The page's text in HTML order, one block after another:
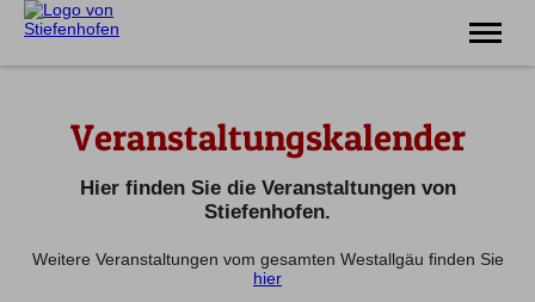
Familie
Unterkünfte
Prospekte
Veranstaltungskalender
Hier finden Sie die Veranstaltungen von
Stiefenhofen.
Weitere Veranstaltungen vom gesamten Westallgäu finden Sie
hier